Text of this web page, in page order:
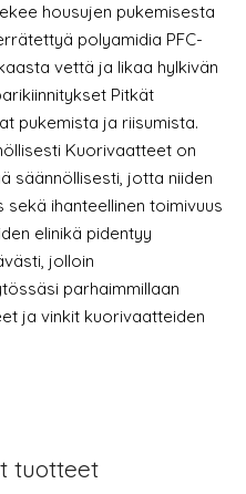
housujen pukemisesta
polyamidia PFC-
vettä ja likaa hylkivän
Pitkät
pukemista ja riisumista.
Kuorivaatteet on
säännöllisesti, jotta niiden
ihanteellinen toimivuus
elinikä pidentyy
jolloin
parhaimmillaan
ja vinkit kuorivaatteiden
tuotteet